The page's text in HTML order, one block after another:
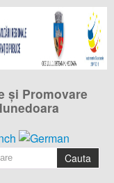
şi Promovare
Cauta